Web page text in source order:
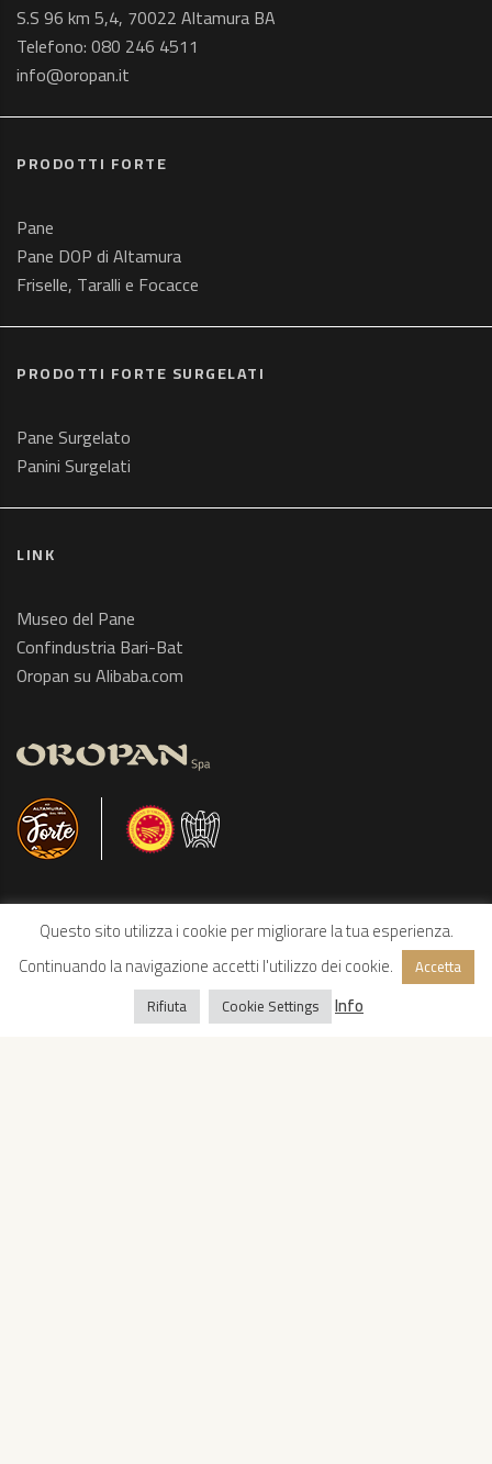
S.S 96 km 5,4, 70022 Altamura BA
Telefono:080 246 4511
info@oropan.it
PRODOTTI FORTE
Pane
Pane DOP di Altamura
Friselle, Taralli e Focacce
PRODOTTI FORTE SURGELATI
Pane Surgelato
Panini Surgelati
LINK
Museo del Pane
Confindustria Bari-Bat
Oropan su Alibaba.com
Questo sito utilizza i cookie per migliorare la tua esperienza.
Continuando la navigazione accetti l'utilizzo dei cookie.
Accetta
Rifiuta
Cookie Settings Info